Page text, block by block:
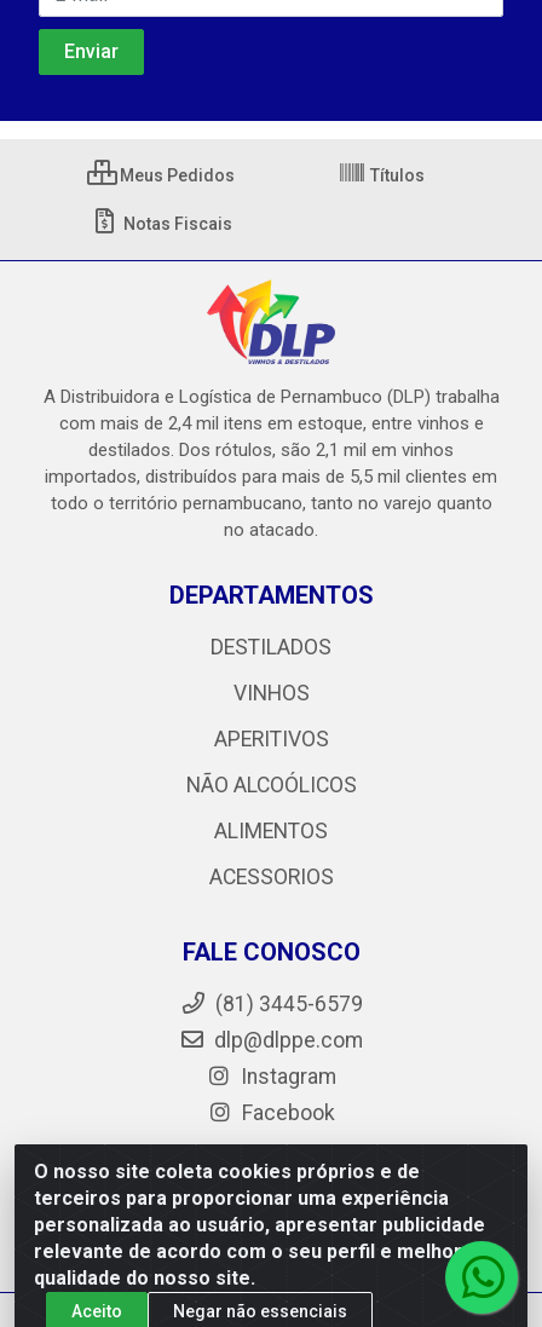
O nosso site coleta cookies próprios e de
terceiros para proporcionar uma experiência
personalizada ao usuário, apresentar publicidade
relevante de acordo com o seu perfil e melhorar a
qualidade do nosso site.
Aceito Negar não essenciais
Meus Pedidos Títulos
Notas Fiscais
A Distribuidora e Logística de Pernambuco (DLP) trabalha
com mais de 2,4 mil itens em estoque, entre vinhos e
destilados. Dos rótulos, são 2,1 mil em vinhos
importados, distribuídos para mais de 5,5 mil clientes em
todo o território pernambucano, tanto no varejo quanto
no atacado.
DEPARTAMENTOS
DESTILADOS
VINHOS
APERITIVOS
NÃO ALCOÓLICOS
ALIMENTOS
ACESSORIOS
FALE CONOSCO
(81) 3445-6579
dlp@dlppe.com
Instagram
Facebook
DLP - AV. Engenheiro Abdias de Carvalho, 962 - Bongi -
PE - CEP 50.640-525 - CNPJ 05.429.222/0001-48